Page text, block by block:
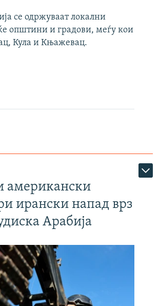
се одржуваат локални
општини и градови, меѓу кои
Кула и Књажевац.
американски
ирански напад врз
Арабија